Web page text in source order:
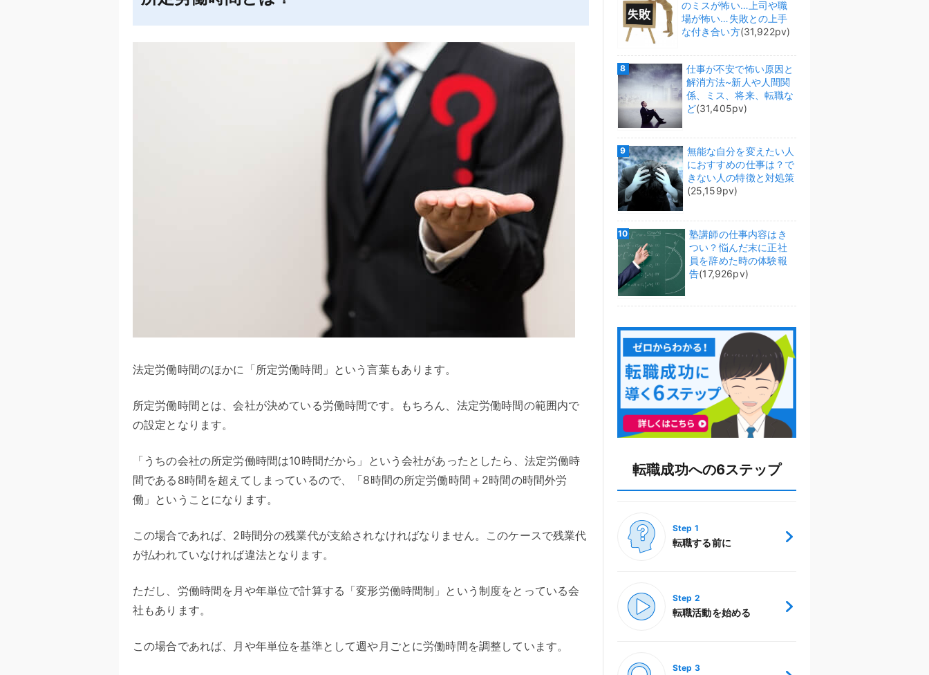
法定労働時間のほかに「所定労働時間」という言葉もあります。
所定労働時間とは、会社が決めている労働時間です。もちろん、法定労働時間の範囲内で
の設定となります。
「うちの会社の所定労働時間は10時間だから」という会社があったとしたら、法定労働時
間である8時間を超えてしまっているので、「8時間の所定労働時間＋2時間の時間外労
働」ということになります。
この場合であれば、2時間分の残業代が支給されなければなりません。このケースで残業代
が払われていなければ違法となります。
ただし、労働時間を月や年単位で計算する「変形労働時間制」という制度をとっている会
社もあります。
この場合であれば、月や年単位を基準として週や月ごとに労働時間を調整しています。
のミスが怖い…上司や職
場が怖い…失敗との上手
な付き合い方(31,922pv)
仕事が不安で怖い原因と
解消方法~新人や人間関
係、ミス、将来、転職な
ど(31,405pv)
無能な自分を変えたい人
におすすめの仕事は？で
きない人の特徴と対処策
(25,159pv)
塾講師の仕事内容はき
つい？悩んだ末に正社
員を辞めた時の体験報
告(17,926pv)
転職成功への6ステップ
転職する前に
転職活動を始める